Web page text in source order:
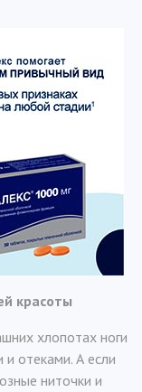
красоты
хлопотах ноги
отеками. А если
ниточки и